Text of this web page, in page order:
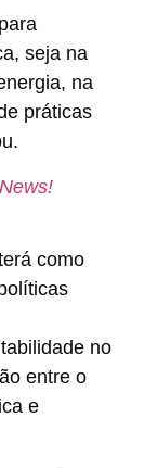
seja na
na
práticas
como
no
entre o
e